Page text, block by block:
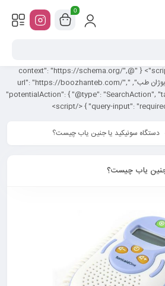
<script type="application/ld+json"> { "@context": "https://schema.org/",
"@type": "WebSite", "name": "بوژان طب", "url": "https://boozhanteb.com/",
"potentialAction": { "@type": "SearchAction",
"query-input": "required
0
دستگاه سونیکید یا جنین یاب چیست؟
جنین یاب چیست؟